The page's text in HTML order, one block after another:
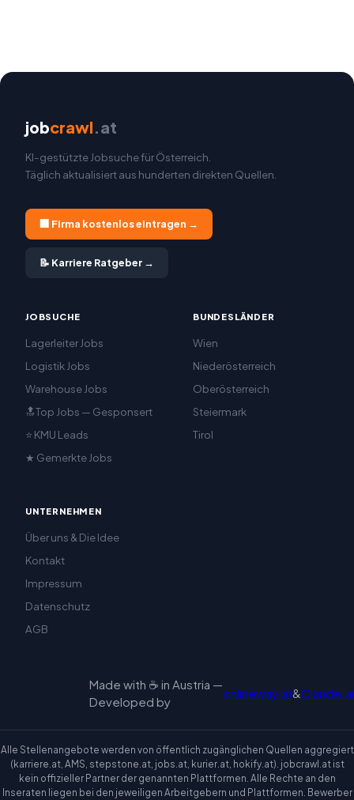
jobcrawl.at
KI-gestützte Jobsuche für Österreich.
Täglich aktualisiert aus hunderten direkten Quellen.
🏢 Firma kostenlos eintragen →
📝 Karriere Ratgeber →
JOBSUCHE
Lagerleiter Jobs
Logistik Jobs
Warehouse Jobs
🔝Top Jobs — Gesponsert
⭐ KMU Leads
★ Gemerkte Jobs
BUNDESLÄNDER
Wien
Niederösterreich
Oberösterreich
Steiermark
Tirol
UNTERNEHMEN
Über uns & Die Idee
Kontakt
Impressum
Datenschutz
AGB
Made with ☕ in Austria —
Developed by
onlineway.at&Claude.ai
Alle Stellenangebote werden von öffentlich zugänglichen Quellen aggregiert
(karriere.at, AMS, stepstone.at, jobs.at, kurier.at, hokify.at). jobcrawl.at ist
kein offizieller Partner der genannten Plattformen. Alle Rechte an den
Inseraten liegen bei den jeweiligen Arbeitgebern und Plattformen. Bewerber